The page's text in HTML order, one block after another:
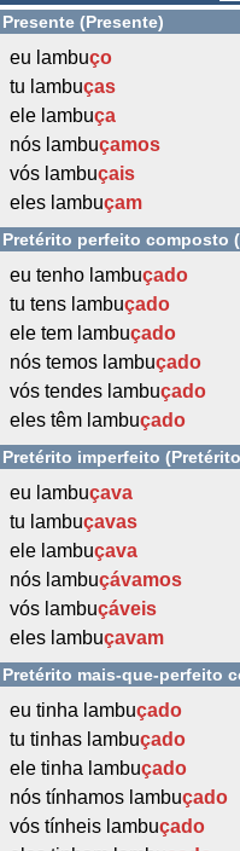
Presente (Presente)
eu lambuço
tu lambuças
ele lambuça
nós lambuçamos
vós lambuçais
eles lambuçam
Pretérito perfeito composto
eu tenho lambuçado
tu tens lambuçado
ele tem lambuçado
nós temos lambuçado
vós tendes lambuçado
eles têm lambuçado
Pretérito imperfeito
eu lambuçava
tu lambuçavas
ele lambuçava
nós lambuçávamos
vós lambuçáveis
eles lambuçavam
Pretérito mais-que-perfeito
eu tinha lambuçado
tu tinhas lambuçado
ele tinha lambuçado
nós tínhamos lambuçado
vós tínheis lambuçado